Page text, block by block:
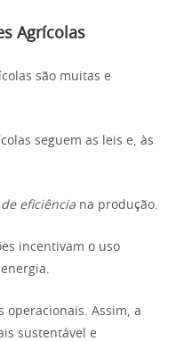
Agrícolas
são muitas e
seguem as leis e, às
eficiência na produção.
incentivam o uso
operacionais. Assim, a
sustentável e